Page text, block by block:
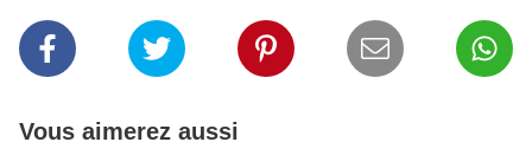
Vous aimerez aussi